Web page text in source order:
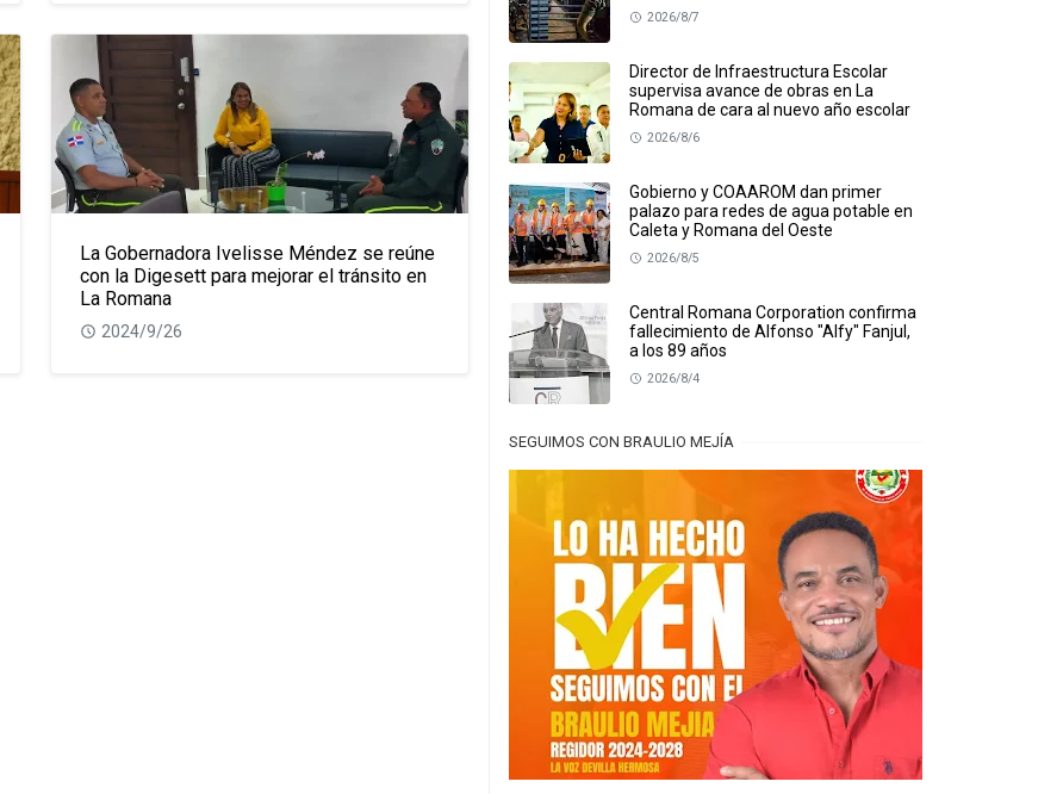
La Gobernadora Ivelisse Méndez se reúne
con la Digesett para mejorar el tránsito en
La Romana
2024/9/26
2026/8/7
Director de Infraestructura Escolar
supervisa avance de obras en La
Romana de cara al nuevo año escolar
2026/8/6
Gobierno y COAAROM dan primer
palazo para redes de agua potable en
Caleta y Romana del Oeste
2026/8/5
Central Romana Corporation confirma
fallecimiento de Alfonso "Alfy" Fanjul,
a los 89 años
2026/8/4
SEGUIMOS CON BRAULIO MEJÍA